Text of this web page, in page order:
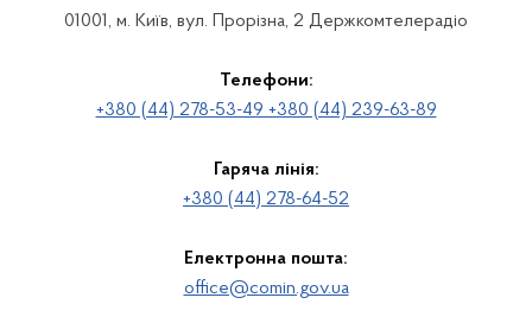
01001, м. Київ, вул. Прорізна, 2 Держкомтелерадіо
Телефони:
+380 (44) 278-53-49 +380 (44) 239-63-89
Гаряча лінія:
+380 (44) 278-64-52
Електронна пошта:
office@comin.gov.ua